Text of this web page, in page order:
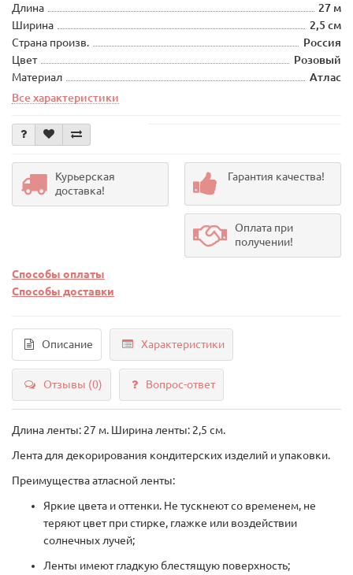
Длина
27 м
Ширина
2,5 см
Страна произв.
Россия
Цвет
Розовый
Материал
Атлас
Все характеристики
Курьерская
доставка!
Гарантия качества!
Оплата при
получении!
Способы оплаты
Способы доставки
Описание Характеристики
Отзывы (0) Вопрос-ответ
Длина ленты: 27 м. Ширина ленты: 2,5 см.
Лента для декорирования кондитерских изделий и упаковки.
Преимущества атласной ленты:
Яркие цвета и оттенки. Не тускнеют со временем, не
теряют цвет при стирке, глажке или воздействии
солнечных лучей;
Ленты имеют гладкую блестящую поверхность;